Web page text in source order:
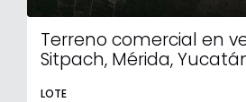
Terreno comercial en
Sitpach, Mérida,
LOTE